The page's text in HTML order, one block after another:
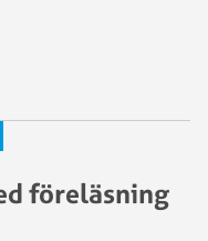
föreläsning